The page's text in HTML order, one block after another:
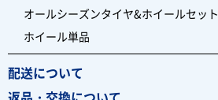
オールシーズンタイヤ&ホイールセット
ホイール単品
配送について